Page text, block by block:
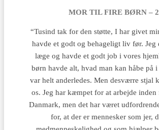
MOR TIL FIRE BØRN – 2
“Tusind tak for den støtte, I har givet
havde et godt og behageligt liv før. Jeg
læge og havde et godt job i vores
børn havde alt, hvad man kan håbe på
var helt anderledes. Men desværre stjal
os. Jeg har kæmpet for at arbejde
Danmark, men det har været
for, at der er mennesker som jer,